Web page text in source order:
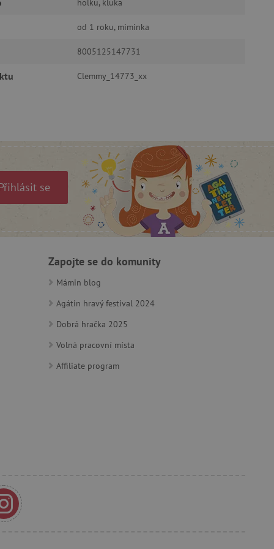
holku, kluka
od 1 roku, miminka
8005125147731
Clemmy_14773_xx
se
Zapojte se do komunity
Mámin blog
Agátin hravý festival 2024
Dobrá hračka 2025
Volná pracovní místa
Affiliate program
na webových
stránkách.
Cookie-Script.com k
soubory cookie
Cookie-Script.com
bylo možné podávat
bylo možné podávat
stránek.